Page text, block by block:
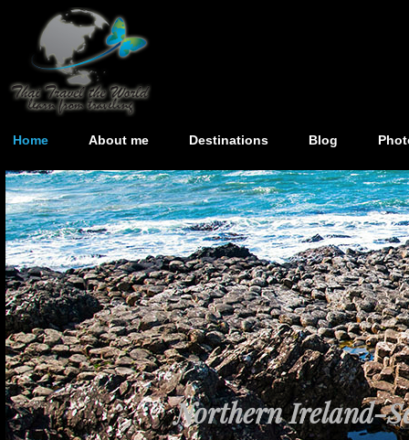
Home About me Destinations Blog
Northern Ireland-